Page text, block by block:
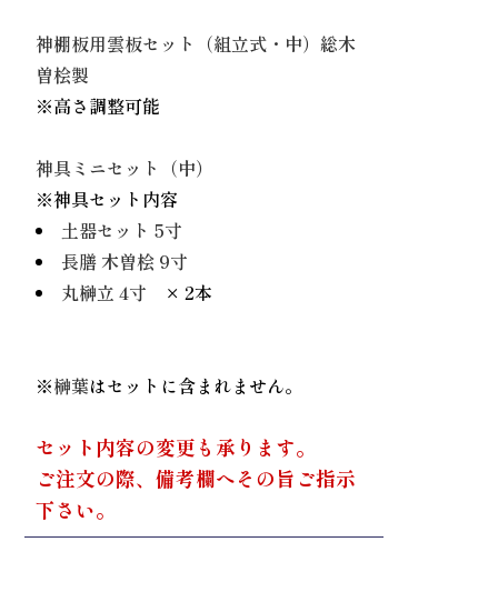
神棚板用雲板セット（組立式・中）総木
曽桧製
※高さ調整可能
神具ミニセット（中）
※神具セット内容
土器セット 5寸
長膳 木曽桧 9寸
丸榊立 4寸 × 2本
※榊葉はセットに含まれません。
セット内容の変更も承ります。
ご注文の際、備考欄へその旨ご指示
下さい。